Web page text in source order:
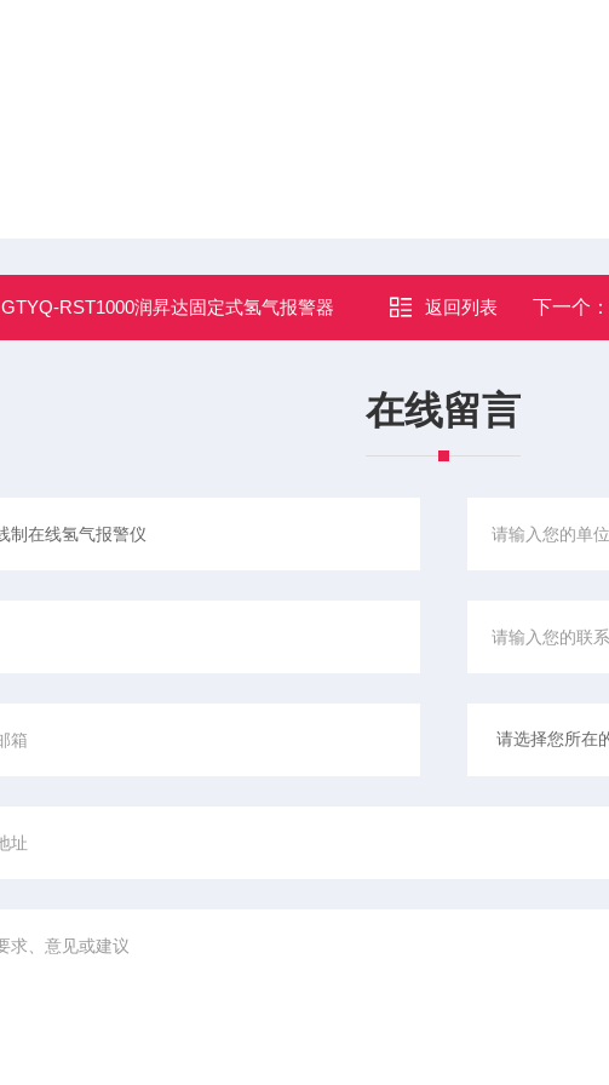
GTYQ-RST1000润昇达固定式氢气报警器 返回列表 下一个：
在线留言